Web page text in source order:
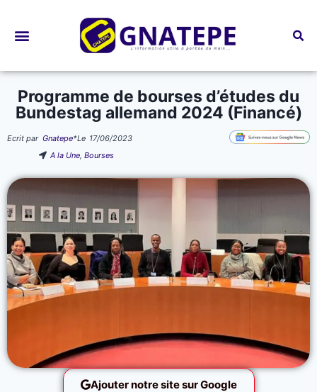
Programme de bourses d’études du
Bundestag allemand 2024 (Financé)
Ecrit par Gnatepe*Le 17/06/2023
A la Une,Bourses
Ajouter notre site sur Google